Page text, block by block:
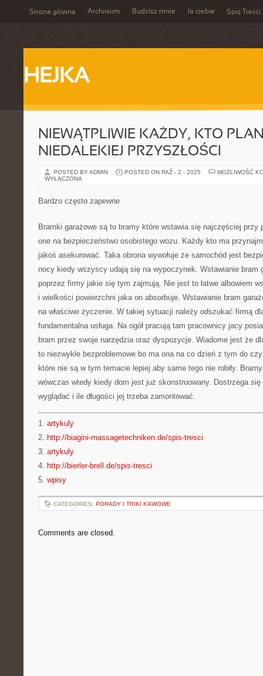
Strona główna Archiwum Budzisz mnie Ja ciebie Spis Treści
HEJKA
NIEWĄTPLIWIE KAŻDY, KTO
NIEDALEKIEJ PRZYSZŁOŚCI
POSTED BY ADMIN POSTED ON PAŹ - 2 - 2025
MOŻLIWOŚĆ
WYŁĄCZONA
Bardzo często zapewne
Bramki garażowe są to bramy które wstawia się najczęściej przy
one na bezpieczeństwo osobistego wozu. Każdy kto ma
jakoś asekurować. Taka obrona wywołuje że samochód jest
nocy kiedy wszyscy udają się na wypoczynek. Wstawianie bram
poprzez firmy jakie się tym zajmują. Nie jest to łatwe albowiem
i wielkości powierzchni jaka on absorbuje. Wstawianie bram
na właściwe życzenie. W takiej sytuacji należy odszukać firmą
fundamentalna usługa. Na ogół pracują tam pracownicy jacy
bram przez swoje narzędzia oraz dyspozycje. Wiadome jest że
to niezwykle bezproblemowe bo ma ona na co dzień z tym do
które nie są w tym temacie lepiej aby same tego nie robiły.
wówczas wtedy kiedy dom jest już skonstruowany. Dostrzega
wyglądać i ile długości jej trzeba zamontować.
1. artykuly
2. http://biagini-massagetechniken.de/spis-tresci
3. artykuly
4. http://bierler-brell.de/spis-tresci
5. wpisy
CATEGORIES: PORADY I TRIKI KAWOWE
Comments are closed.